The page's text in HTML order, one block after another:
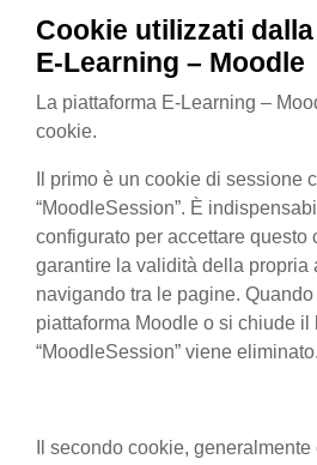
Cookie utilizzati dalla
E-Learning – Moodle
La piattaforma E-Learning –
cookie.
Il primo è un cookie di sessione
“MoodleSession”. È
configurato per accettare questo
garantire la validità della propria
navigando tra le pagine.
piattaforma Moodle o si chiude il
“MoodleSession” viene eliminato.
Il secondo cookie,